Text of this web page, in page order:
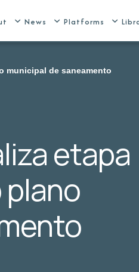
News Platforms
municipal de saneamento
etapa